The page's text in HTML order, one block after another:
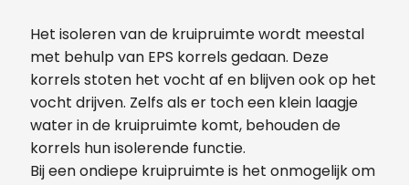
Het isoleren van de kruipruimte wordt meestal
met behulp van EPS korrels gedaan. Deze
korrels stoten het vocht af en blijven ook op het
vocht drijven. Zelfs als er toch een klein laagje
water in de kruipruimte komt, behouden de
korrels hun isolerende functie.
Bij een ondiepe kruipruimte is het onmogelijk om